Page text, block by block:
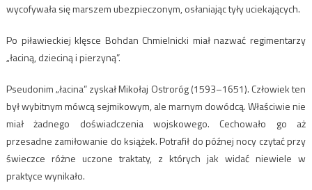
wycofywała się marszem ubezpieczonym, osłaniając tyły uciekających.
Po piławieckiej klęsce Bohdan Chmielnicki miał nazwać regimentarzy
„łaciną, dzieciną i pierzyną”.
Pseudonim „łacina” zyskał Mikołaj Ostroróg (1593–1651). Człowiek ten
był wybitnym mówcą sejmikowym, ale marnym dowódcą. Właściwie nie
miał żadnego doświadczenia wojskowego. Cechowało go aż
przesadne zamiłowanie do książek. Potrafił do późnej nocy czytać przy
świeczce różne uczone traktaty, z których jak widać niewiele w
praktyce wynikało.